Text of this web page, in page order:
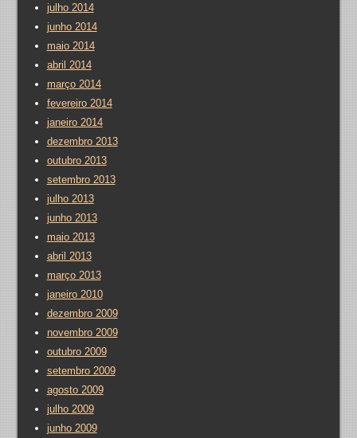
julho 2014
junho 2014
maio 2014
abril 2014
março 2014
fevereiro 2014
janeiro 2014
dezembro 2013
outubro 2013
setembro 2013
julho 2013
junho 2013
maio 2013
abril 2013
março 2013
janeiro 2010
dezembro 2009
novembro 2009
outubro 2009
setembro 2009
agosto 2009
julho 2009
junho 2009